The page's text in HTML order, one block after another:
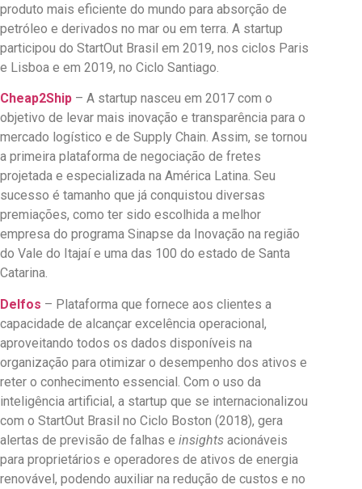
produto mais eficiente do mundo para absorção de
petróleo e derivados no mar ou em terra. A startup
participou do StartOut Brasil em 2019, nos ciclos Paris
e Lisboa e em 2019, no Ciclo Santiago.
Cheap2Ship – A startup nasceu em 2017 com o
objetivo de levar mais inovação e transparência para o
mercado logístico e de Supply Chain. Assim, se tornou
a primeira plataforma de negociação de fretes
projetada e especializada na América Latina. Seu
sucesso é tamanho que já conquistou diversas
premiações, como ter sido escolhida a melhor
empresa do programa Sinapse da Inovação na região
do Vale do Itajaí e uma das 100 do estado de Santa
Catarina.
Delfos – Plataforma que fornece aos clientes a
capacidade de alcançar excelência operacional,
aproveitando todos os dados disponíveis na
organização para otimizar o desempenho dos ativos e
reter o conhecimento essencial. Com o uso da
inteligência artificial, a startup que se internacionalizou
com o StartOut Brasil no Ciclo Boston (2018), gera
alertas de previsão de falhas e insights acionáveis ​​
para proprietários e operadores de ativos de energia
renovável, podendo auxiliar na redução de custos e no